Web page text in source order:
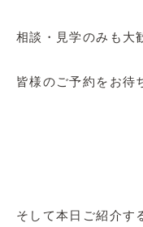
相談・見学のみも大
皆様のご予約をお待
そして本日ご紹介す